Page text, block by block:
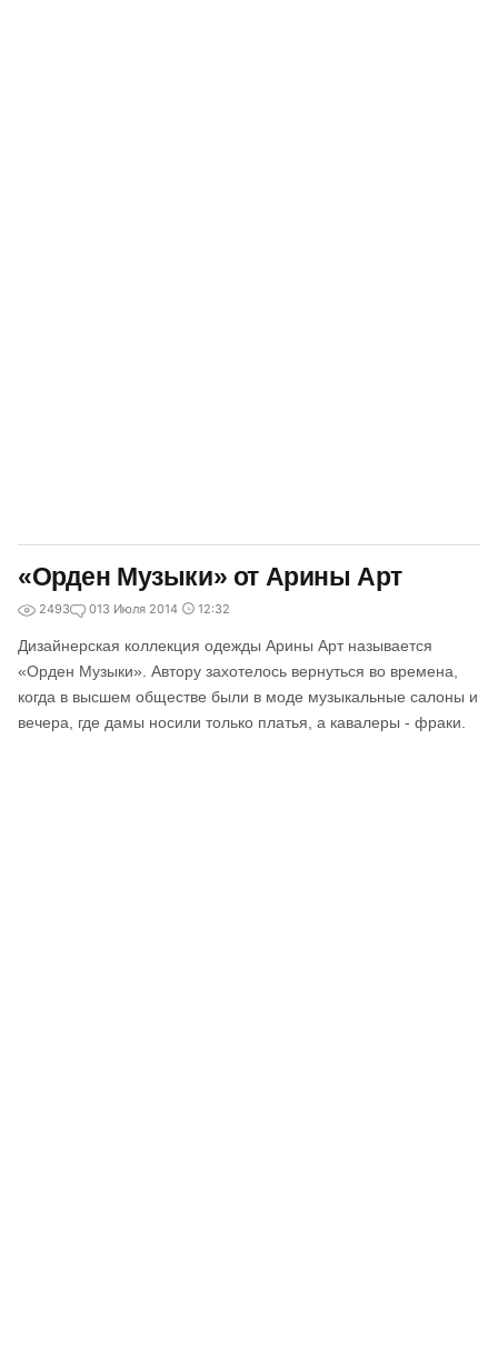
«Орден Музыки» от Арины Арт
2493 013 Июля 2014 12:32
Дизайнерская коллекция одежды Арины Арт называется
«Орден Музыки». Автору захотелось вернуться во времена,
когда в высшем обществе были в моде музыкальные салоны и
вечера, где дамы носили только платья, а кавалеры - фраки.